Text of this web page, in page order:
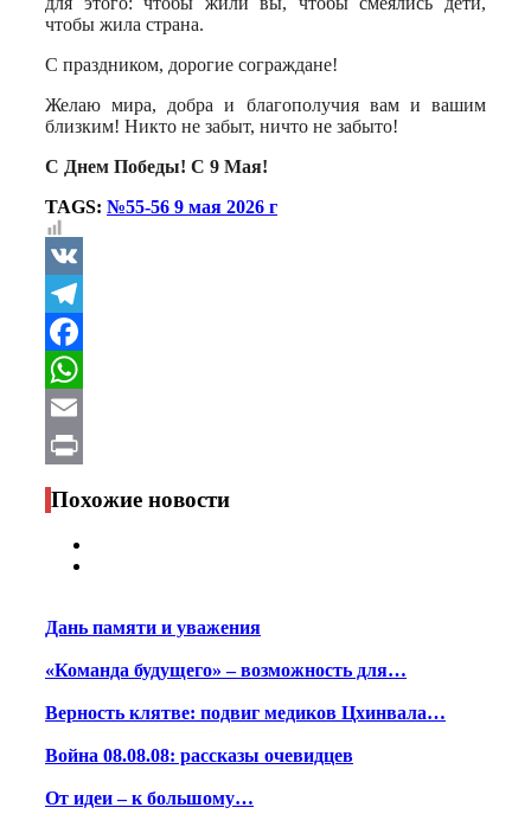
чтобы жила страна.
С праздником, дорогие сограждане!
Желаю мира, добра и благополучия вам и вашим
близким! Никто не забыт, ничто не забыто!
С Днем Победы! С 9 Мая!
TAGS: №55-56 9 мая 2026 г
VK
Telegram
Facebook
WhatsApp
Email
Print
Похожие новости
Дань памяти и уважения
«Команда будущего» – возможность для…
Верность клятве: подвиг медиков Цхинвала…
Война 08.08.08: рассказы очевидцев
От идеи – к большому…